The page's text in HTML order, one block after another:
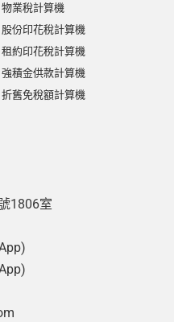
物業稅計算機
股份印花稅計算機
租約印花稅計算機
強積金供款計算機
折舊免稅額計算機
1806室